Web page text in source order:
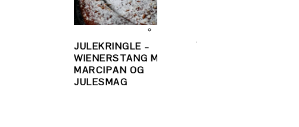
JULEKRINGLE –
WIENERSTANG MED
MARCIPAN OG
JULESMAG
HØJE